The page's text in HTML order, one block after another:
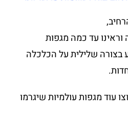
וראינו עד כמה מגפות
בצורה שלילית על הכלכלה
עוד מגפות עולמיות שיגרמו